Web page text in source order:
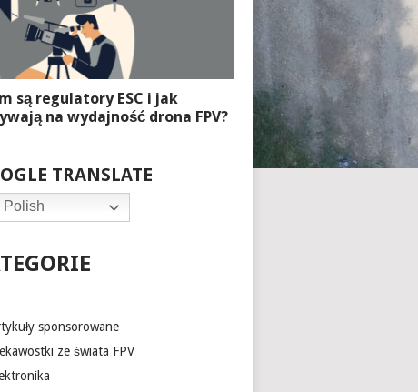
TRANSLATE
Polish
sponsorowane
ze świata FPV